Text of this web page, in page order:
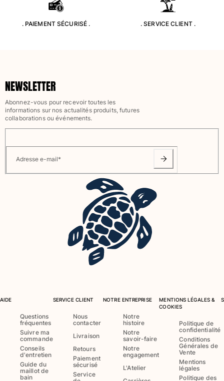
Prêt-à-porter
Shorts
Sweats
Tous les articles
Fille
Maillots de bain
T-shirts Anti UV
Combinaisons
Shorts
T-shirts
Tous les articles
Bébé
. PAIEMENT SÉCURISÉ . . SERVICE CLIENT .
NEWSLETTER
Abonnez-vous pour recevoir toutes les
informations sur nos actualités produits, futures
collaborations ou événements.
Adresse e-mail*
AIDE
Questions
fréquentes
Suivre ma
commande
Conseils
d'entretien
Guide du
maillot de
bain
SERVICE CLIENT
Nous
contacter
Livraison
Retours
Paiement
sécurisé
Service
NOTRE ENTREPRISE
Notre
histoire
Notre
savoir-faire
Notre
engagement
L'Atelier
MENTIONS LÉGALES &
COOKIES
Politique de
confidentialité
Conditions
Générales de
Vente
Mentions
légales
Politique des